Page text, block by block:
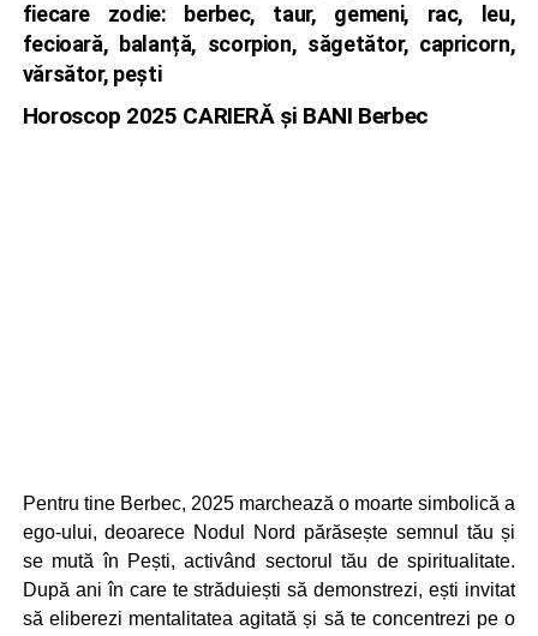
fiecare zodie: berbec, taur, gemeni, rac, leu,
fecioară, balanță, scorpion, săgetător, capricorn,
vărsător, pești
Horoscop 2025 CARIERĂ și BANI Berbec
Pentru tine Berbec, 2025 marchează o moarte simbolică a
ego-ului, deoarece Nodul Nord părăsește semnul tău și
se mută în Pești, activând sectorul tău de spiritualitate.
După ani în care te străduiești să demonstrezi, ești invitat
să eliberezi mentalitatea agitată și să te concentrezi pe o